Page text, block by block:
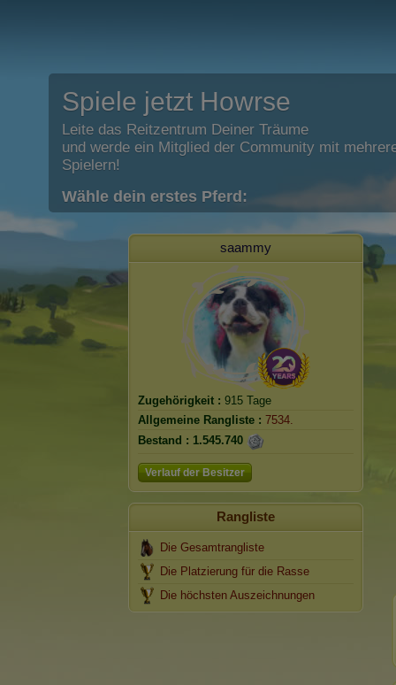
Spiele jetzt Howrse
Leite das Reitzentrum Deiner Träume
und werde ein Mitglied der Community mit
Spielern!
Wähle dein erstes Pferd:
saammy
Zugehörigkeit : 915 Tage
Allgemeine Rangliste : 7534.
Bestand : 1.545.740
Verlauf der Besitzer
Rangliste
Die Gesamtrangliste
Die Platzierung für die Rasse
Die höchsten Auszeichnungen